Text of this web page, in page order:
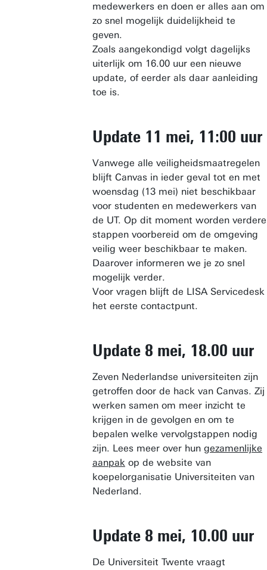
medewerkers en doen er alles aan om
zo snel mogelijk duidelijkheid te
geven.
Zoals aangekondigd volgt dagelijks
uiterlijk om 16.00 uur een nieuwe
update, of eerder als daar aanleiding
toe is.
Update 11 mei, 11:00 uur
Vanwege alle veiligheidsmaatregelen
blijft Canvas in ieder geval tot en met
woensdag (13 mei) niet beschikbaar
voor studenten en medewerkers van
de UT. Op dit moment worden verdere
stappen voorbereid om de omgeving
veilig weer beschikbaar te maken.
Daarover informeren we je zo snel
mogelijk verder.
Voor vragen blijft de LISA Servicedesk
het eerste contactpunt.
Update 8 mei, 18.00 uur
Zeven Nederlandse universiteiten zijn
getroffen door de hack van Canvas. Zij
werken samen om meer inzicht te
krijgen in de gevolgen en om te
bepalen welke vervolgstappen nodig
zijn. Lees meer over hun gezamenlijke
aanpak op de website van
koepelorganisatie Universiteiten van
Nederland.
Update 8 mei, 10.00 uur
De Universiteit Twente vraagt